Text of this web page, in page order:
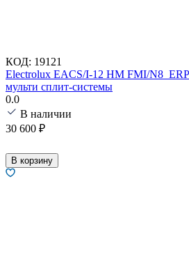
КОД: 19121
Electrolux EACS/I-12 HM FMI/
мульти сплит-системы
0.0
В наличии
30 600 ₽
В корзину